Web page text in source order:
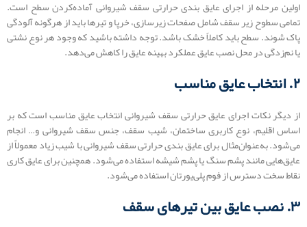
اولین مرحله از اجرای عایق بندی حرارتی سقف شیروانی آماده‌کردن سطح است.
تمامی سطوح زیر سقف شامل صفحات زیرسازی، خرپا و تیرها باید از هرگونه آلودگی
پاک شوند. سطح باید کاملاً خشک باشد. توجه داشته باشید که وجود هر نوع نشتی
یا نم‌زدگی در محل نصب عایق عملکرد بهینه عایق را کاهش می‌دهد.
۲. انتخاب عایق مناسب
از دیگر نکات اجرای عایق حرارتی سقف شیروانی انتخاب عایق مناسب است که بر
اساس اقلیم، نوع کاربری ساختمان، شیب سقف، جنس سقف شیروانی و… انجام
می‌شود. به‌عنوان‌مثال برای عایق بندی حرارتی سقف شیروانی با شیب زیاد معمولاً از
عایق‌هایی مانند پشم سنگ یا پشم شیشه استفاده می‌شود. همچنین برای عایق کاری
نقاط سخت دسترس از فوم پلی‌یورتان استفاده می‌شود.
۳. نصب عایق بین تیرهای سقف